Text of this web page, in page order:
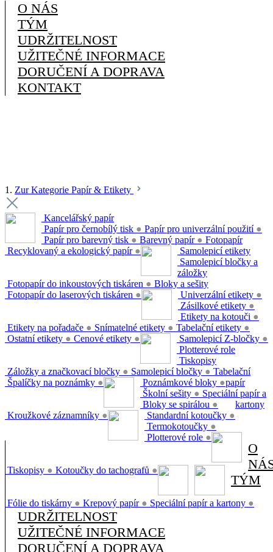
O NÁS
TÝM
UDRŽITELNOST
UŽITEČNÉ INFORMACE
DORUČENÍ A DOPRAVA
KONTAKT
1. Zur Kategorie Papír & Etikety
Kancelářský papír
Papír pro černobílý tisk ● Papír pro univerzální použití ●
Papír pro barevný tisk ● Barevný papír ●
Recyklovaný a ekologický papír ●
Fotopapír
Fotopapír do inkoustových tiskáren ●
Fotopapír do laserových tiskáren ●
Samolepicí etikety
Univerzální etikety ●
Zásilkové etikety ●
Etikety na kotouči ●
Etikety na pořadače ● Snímatelné etikety ● Tabelační etikety ●
Ostatní etikety ● Cenové etikety ●
Samolepicí bločky a
záložky
Samolepicí Z-bločky ●
Záložky a značkovací bločky ● Samolepicí bločky ●
Špalíčky na poznámky ●
Bloky a sešity
Poznámkové bloky ●
Školní sešity ●
Bloky se spirálou ●
Kroužkové záznamníky ●
Plotterové role
Standardní kotoučky ●
Termokotoučky ●
Plotterové role ●
Tiskopisy
Tiskopisy ● Kotoučky do tachografů ●
Tabelační
papír
Speciální papír a
kartony
Fólie do tiskárny ● Krepový papír ● Speciální papír a kartony ●
O
TÝM
UDRŽITELNOST
UŽITEČNÉ INFORMACE
DORUČENÍ A DOPRAVA